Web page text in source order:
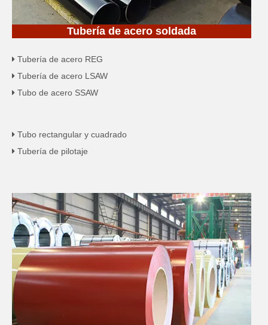
Tubería de acero soldada
 Tubería de acero REG
 Tubería de acero LSAW
 Tubo de acero SSAW
 Tubo rectangular y cuadrado
 Tubería de pilotaje